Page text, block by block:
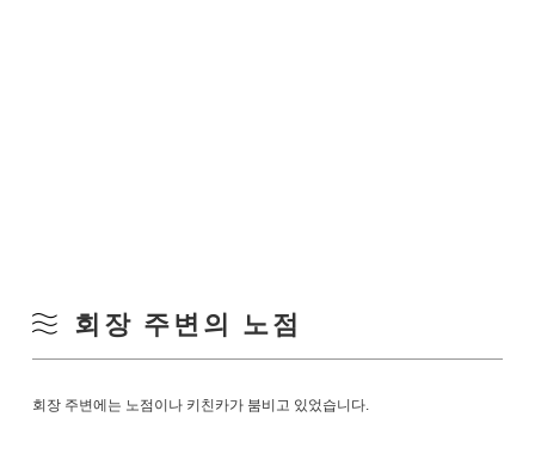
회장 주변의 노점
회장 주변에는 노점이나 키친카가 붐비고 있었습니다.